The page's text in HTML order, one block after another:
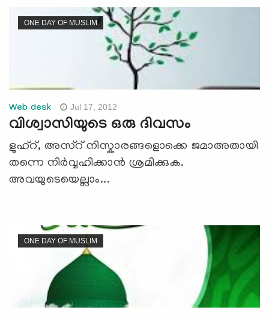
ONE DAY OF MUSLIM
Web desk Jul 17, 2012
വിശ്വാസിയുടെ ഒരു ദിവസം
ളുഹ്റ്, അസ്റ് നിസ്കാരങ്ങളൊക്കെ ജമാഅതായി
തന്നെ നിര്‍വ്വഹിക്കാന്‍ ശ്രമിക്കുക.
അവയുടെയെല്ലാം...
ONE DAY OF MUSLIM